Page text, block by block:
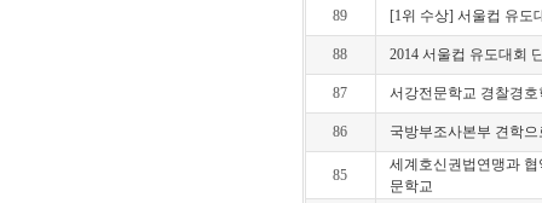
89 [1위 수상] 서울컵 유도
88 2014 서울컵 유도대회
87 서강전문학교 경찰경
86 국방부조사본부 견학
85
세계호신권법연맹과
문학교